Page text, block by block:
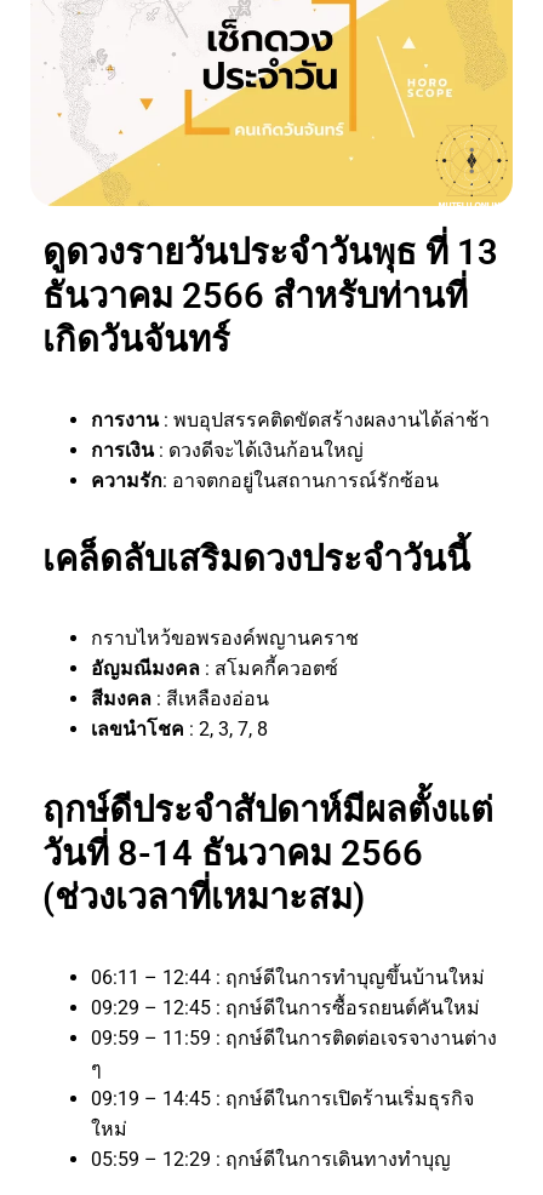
ดูดวงรายวันประจำวันพุธ ที่ 13
ธันวาคม 2566 สำหรับท่านที่
เกิดวันจันทร์
การงาน: พบอุปสรรคติดขัดสร้างผลงานได้ล่าช้า
การเงิน: ดวงดีจะได้เงินก้อนใหญ่
ความรัก: อาจตกอยู่ในสถานการณ์รักซ้อน
เคล็ดลับเสริมดวงประจำวันนี้
กราบไหว้ขอพรองค์พญานคราช
อัญมณีมงคล : สโมคกี้ควอตซ์
สีมงคล : สีเหลืองอ่อน
เลขนำโชค : 2, 3, 7, 8
ฤกษ์ดีประจำสัปดาห์มีผลตั้งแต่
วันที่ 8-14 ธันวาคม 2566
(ช่วงเวลาที่เหมาะสม)
06:11 – 12:44 : ฤกษ์ดีในการทำบุญขึ้นบ้านใหม่
09:29 – 12:45 : ฤกษ์ดีในการซื้อรถยนต์คันใหม่
09:59 – 11:59 : ฤกษ์ดีในการติดต่อเจรจางานต่าง
ๆ
09:19 – 14:45 : ฤกษ์ดีในการเปิดร้านเริ่มธุรกิจ
ใหม่
05:59 – 12:29 : ฤกษ์ดีในการเดินทางทำบุญ